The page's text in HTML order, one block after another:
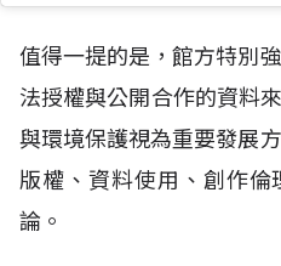
值得一提的是，館方特別
法授權與公開合作的資料
與環境保護視為重要發展
版權、資料使用、創作
論。